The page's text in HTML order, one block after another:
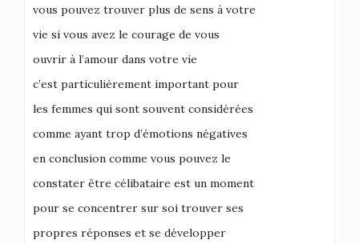
vous pouvez trouver plus de sens à votre
vie si vous avez le courage de vous
ouvrir à l’amour dans votre vie
c’est particulièrement important pour
les femmes qui sont souvent considérées
comme ayant trop d’émotions négatives
en conclusion comme vous pouvez le
constater être célibataire est un moment
pour se concentrer sur soi trouver ses
propres réponses et se développer